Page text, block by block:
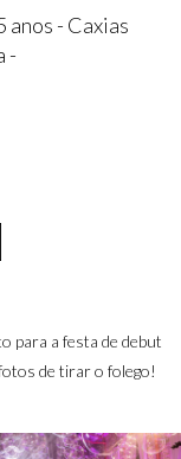
anos - Caxias
-
para a festa de debut
de tirar o folego!